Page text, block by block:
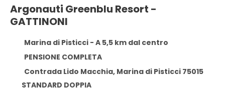
Argonauti Greenblu Resort -
GATTINONI
Marina di Pisticci - A 5,5 km dal centro
PENSIONE COMPLETA
Contrada Lido Macchia, Marina di Pisticci 75015
STANDARD DOPPIA